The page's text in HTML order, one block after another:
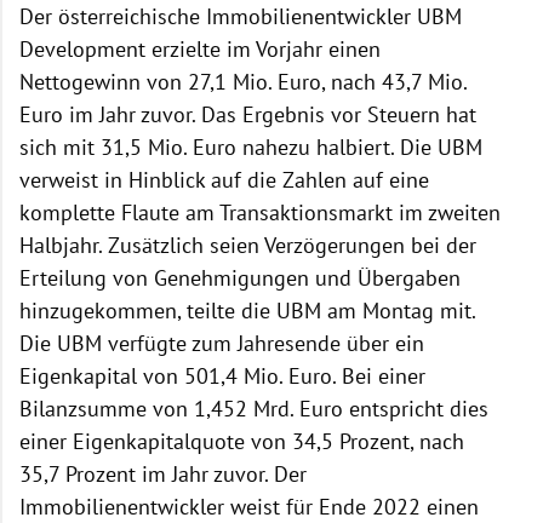
Der österreichische Immobilienentwickler UBM
Development erzielte im Vorjahr einen
Nettogewinn von 27,1 Mio. Euro, nach 43,7 Mio.
Euro im Jahr zuvor. Das Ergebnis vor Steuern hat
sich mit 31,5 Mio. Euro nahezu halbiert. Die UBM
verweist in Hinblick auf die Zahlen auf eine
komplette Flaute am Transaktionsmarkt im zweiten
Halbjahr. Zusätzlich seien Verzögerungen bei der
Erteilung von Genehmigungen und Übergaben
hinzugekommen, teilte die UBM am Montag mit.
Die UBM verfügte zum Jahresende über ein
Eigenkapital von 501,4 Mio. Euro. Bei einer
Bilanzsumme von 1,452 Mrd. Euro entspricht dies
einer Eigenkapitalquote von 34,5 Prozent, nach
35,7 Prozent im Jahr zuvor. Der
Immobilienentwickler weist für Ende 2022 einen